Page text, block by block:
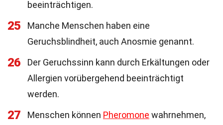
beeinträchtigen.
25
Manche Menschen haben eine
Geruchsblindheit, auch Anosmie genannt.
26
Der Geruchssinn kann durch Erkältungen oder
Allergien vorübergehend beeinträchtigt
werden.
27 Menschen können Pheromone wahrnehmen,